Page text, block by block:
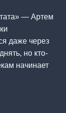
— Артем
даже через
но кто-
начинает